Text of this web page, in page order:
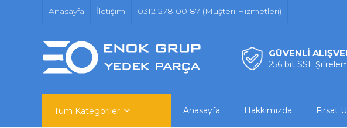
Anasayfa İletişim 0312 278 00 87 (Müşteri Hizmetleri)
GÜVENLİ
256 bit SSL
Tüm Kategoriler Anasayfa Hakkımızda Fırsat